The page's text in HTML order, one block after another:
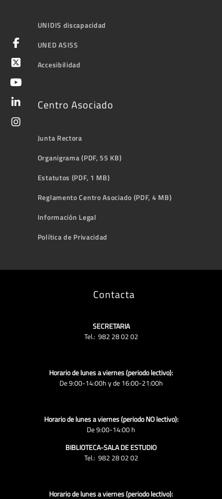
UNIDIS discapacidad
UNED ASISS
Accesibilidad
Centro Asociado
Junta Rectora
Organigrama (PDF, 55 KB)
Estatutos (PDF, 1 MB)
Reglamento Centro Asociado (PDF, 4 MB)
Información Legal
Política de Privacidad
Contacta
SECRETARIA
Tel.: 982 28 02 02
Horario de lunes a viernes (periodo lectivo):
De 9:00-14:00h y de 16:00-21:00h
Horario de lunes a viernes (periodo NO lectivo):
De 9:00-14:00 h
BIBLIOTECA-SALA DE ESTUDIO
Tel.: 982 28 02 02
Horario de lunes a viernes (periodo lectivo):